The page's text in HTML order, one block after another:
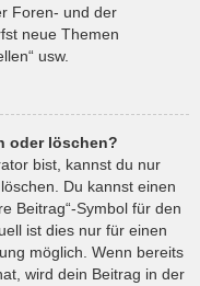
Foren- und der
neue Themen
usw.
oder löschen?
bist, kannst du nur
Du kannst einen
Beitrag“-Symbol für den
ist dies nur für einen
möglich. Wenn bereits
wird dein Beitrag in der